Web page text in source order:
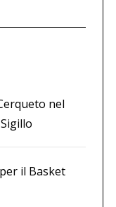
nel
il Basket